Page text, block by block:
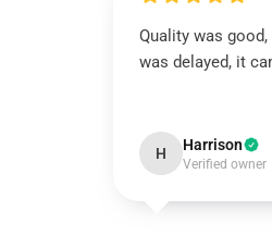
Quality was
was delayed, it
H Harrison
Verified owner